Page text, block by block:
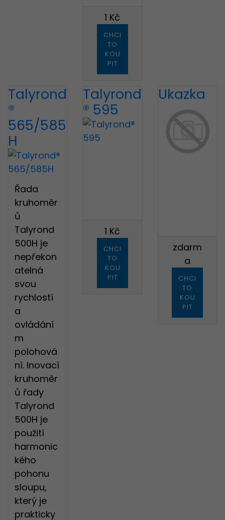
1 Kč
CHCI
TO
KOU
PIT
Talyrond
®
565/585
H
Řada
kruhoměr
ů
Talyrond
500H je
nepřekon
atelná
svou
rychlostí
a
ovládání
m
polohová
ní. Inovací
kruhoměr
ů řady
Talyrond
500H je
použití
harmonic
kého
pohonu
sloupu,
který je
prakticky
Talyrond
® 595
1 Kč
CHCI
TO
KOU
PIT
Ukazka
zdarm
a
CHCI
TO
KOU
PIT